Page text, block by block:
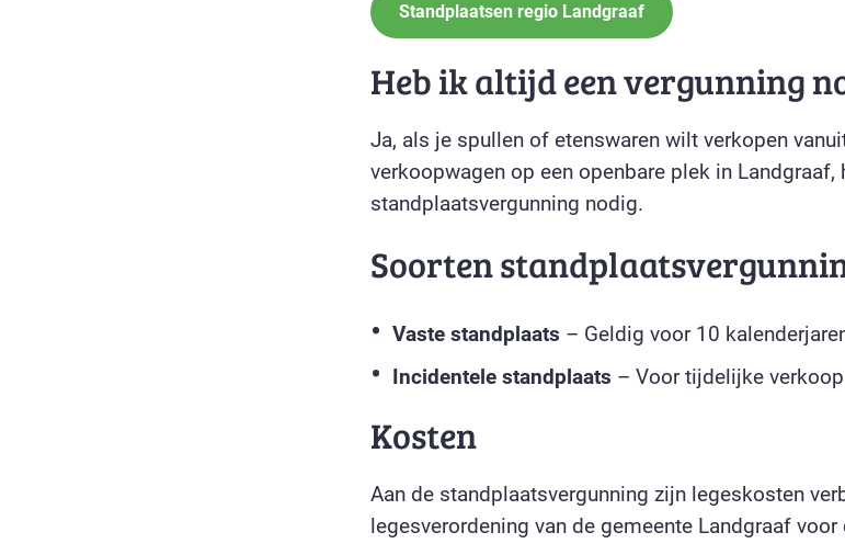
Standplaatsen regio Landgraaf
Heb ik altijd een vergunning
Ja, als je spullen of etenswaren wilt verkopen
verkoopwagen op een openbare plek in Landgraaf,
standplaatsvergunning nodig.
Soorten
Vaste standplaats – Geldig voor 10
Incidentele standplaats – Voor tijdelijke verkoop
Kosten
Aan de standplaatsvergunning zijn legeskosten
legesverordening van de gemeente Landgraaf voor